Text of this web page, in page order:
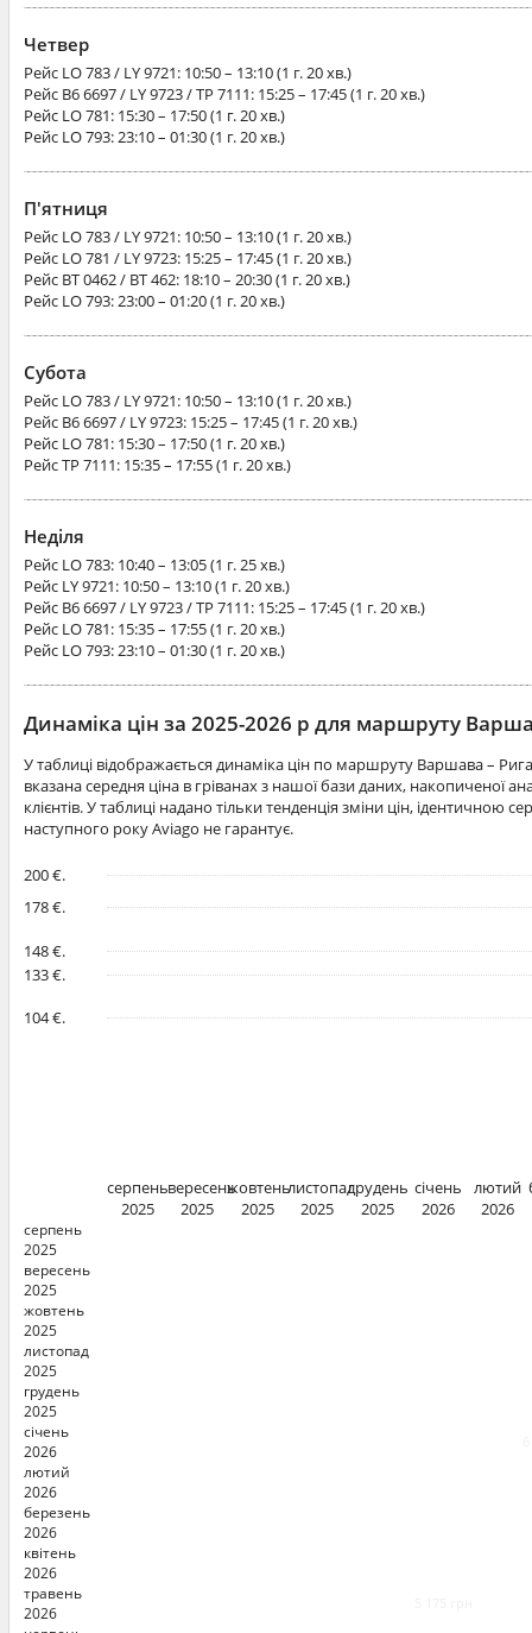
Четвер
Рейс LO 783 / LY 9721: 10:50 – 13:10 (1 г. 20 хв.)
Рейс B6 6697 / LY 9723 / TP 7111: 15:25 – 17:45 (1 г. 20 хв.)
Рейс LO 781: 15:30 – 17:50 (1 г. 20 хв.)
Рейс LO 793: 23:10 – 01:30 (1 г. 20 хв.)
П'ятниця
Рейс LO 783 / LY 9721: 10:50 – 13:10 (1 г. 20 хв.)
Рейс LO 781 / LY 9723: 15:25 – 17:45 (1 г. 20 хв.)
Рейс BT 0462 / BT 462: 18:10 – 20:30 (1 г. 20 хв.)
Рейс LO 793: 23:00 – 01:20 (1 г. 20 хв.)
Субота
Рейс LO 783 / LY 9721: 10:50 – 13:10 (1 г. 20 хв.)
Рейс B6 6697 / LY 9723: 15:25 – 17:45 (1 г. 20 хв.)
Рейс LO 781: 15:30 – 17:50 (1 г. 20 хв.)
РейсTP 7111: 15:35 – 17:55 (1 г. 20 хв.)
Неділя
Рейс LO 783: 10:40 – 13:05 (1 г. 25 хв.)
Рейс LY 9721: 10:50 – 13:10 (1 г. 20 хв.)
Рейс B6 6697 / LY 9723 / TP 7111: 15:25 – 17:45 (1 г. 20 хв.)
Рейс LO 781: 15:35 – 17:55 (1 г. 20 хв.)
Рейс LO 793: 23:10 – 01:30 (1 г. 20 хв.)
Динаміка цін за 2025-2026 р для маршруту
У таблиці відображається динаміка цін по маршруту Варшава –
вказана середня ціна в гріванах з нашої бази даних, накопиченої
клієнтів. У таблиці надано тільки тенденція зміни цін, ідентичною
наступного року Aviago не гарантує.
серпень
2025
вересень
2025
жовтень
2025
листопад
2025
грудень
2025
січень
2026
лютий
2026
200 €.
178 €.
148 €.
133 €.
104 €.
серпень
2025
вересень
2025
жовтень
2025
листопад
2025
грудень
2025
січень
2026
лютий
2026
березень
2026
квітень
2026
травень
2026